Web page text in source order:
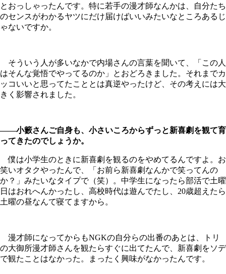
とおっしゃったんです。特に若手の漫才師なんかは、自分たち
のセンスがわかるヤツにだけ届けばいいみたいなところあるじ
ゃないですか。
そういう人が多いなかで内場さんの言葉を聞いて、「この人
はそんな覚悟でやってるのか」とおどろきました。それまでカ
ッコいいと思ってたこととは真逆やったけど、その考えには大
きく影響されました。
――小籔さんご自身も、小さいころからずっと新喜劇を観て育
ってきたのでしょうか。
僕は小学生のときに新喜劇を観るのをやめてるんですよ。お
笑いオタクやったんで、「お前ら新喜劇なんかで笑ってんの
か？」みたいなタイプで（笑）。中学生になったら部活で土曜
日はおれへんかったし、高校時代は遊んでたし、20歳超えたら
土曜の昼なんて寝てますから。
漫才師になってからもNGKの自分らの出番のあとは、トリ
の大御所漫才師さんを観たらすぐに出てたんで、新喜劇をソデ
で観たことはなかった。まったく興味がなかったんです。